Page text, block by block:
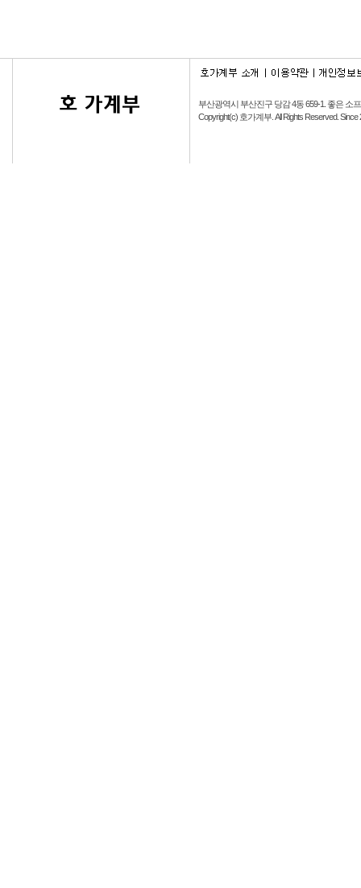
부산광역시 부산진구 당감 4동 659-1. 좋은 소
Copyright(c) 호가계부. All Rights Reserved. Since